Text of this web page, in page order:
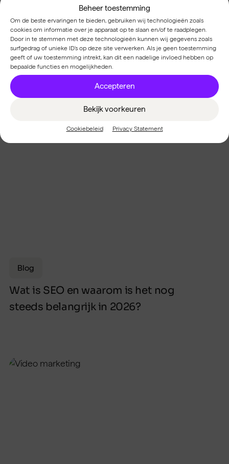
Beheer toestemming
Om de beste ervaringen te bieden, gebruiken wij technologieën zoals
cookies om informatie over je apparaat op te slaan en/of te raadplegen.
Door in te stemmen met deze technologieën kunnen wij gegevens zoals
surfgedrag of unieke ID's op deze site verwerken. Als je geen toestemming
geeft of uw toestemming intrekt, kan dit een nadelige invloed hebben op
bepaalde functies en mogelijkheden.
Accepteren
Bekijk voorkeuren
Cookiebeleid Privacy Statement
Een flexibele strategie: zo blijf je
relevant in 2026
Blog
Wat is SEO en waarom is het nog
steeds belangrijk in 2026?